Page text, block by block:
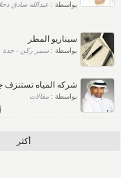
بواسطة :عبدالله صادق
سيناريو المطر
بواسطة :سمر ركن - جدة
شركه المياه تستنزف
بواسطة :مقالات
أكثر